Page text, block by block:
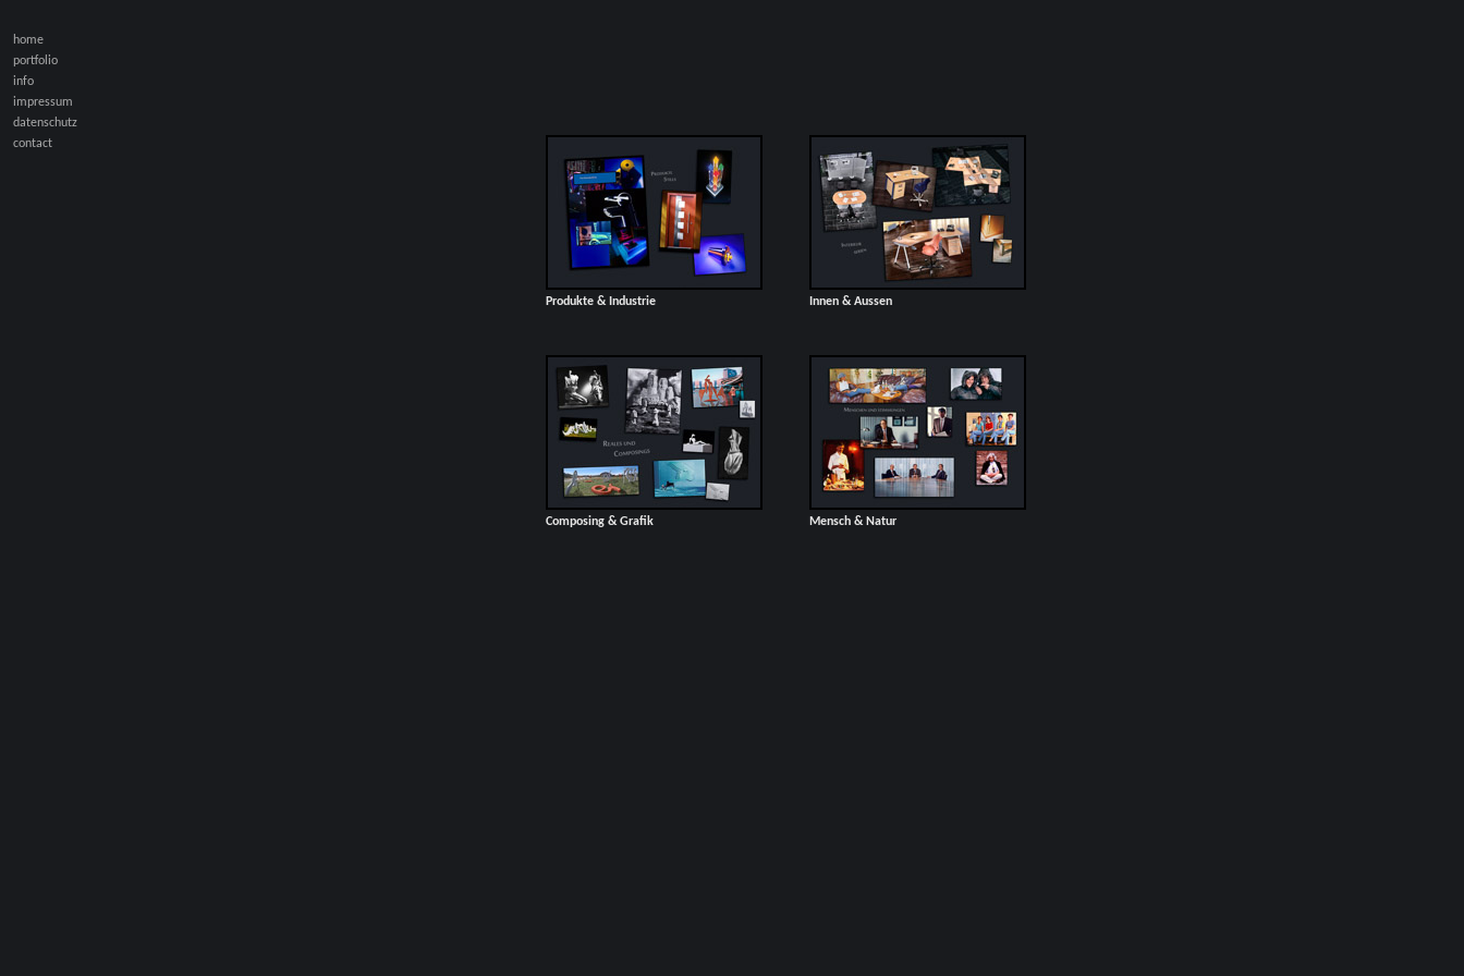
home
portfolio
info
impressum
datenschutz
contact
Produkte & Industrie Innen & Aussen
Composing & Grafik Mensch & Natur